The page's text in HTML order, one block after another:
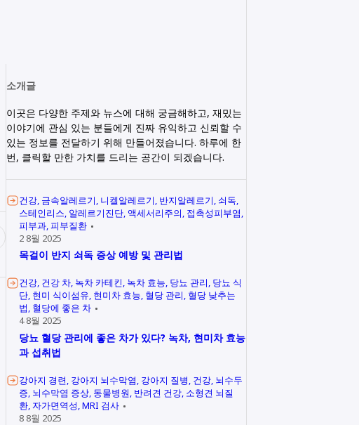
소개글
이곳은 다양한 주제와 뉴스에 대해 궁금해하고, 재밌는
이야기에 관심 있는 분들에게 진짜 유익하고 신뢰할 수
있는 정보를 전달하기 위해 만들어졌습니다. 하루에 한
번, 클릭할 만한 가치를 드리는 공간이 되겠습니다.
건강 금속알레르기 니켈알레르기 반지알레르기 쇠독
스테인리스 알레르기진단 액세서리주의 접촉성피부염
피부과 피부질환
2 8월 2025
목걸이 반지 쇠독 증상 예방 및 관리법
건강 건강 차 녹차 카테킨 녹차 효능 당뇨 관리 당뇨 식
단 현미 식이섬유 현미차 효능 혈당 관리 혈당 낮추는
법 혈당에 좋은 차
4 8월 2025
당뇨 혈당 관리에 좋은 차가 있다? 녹차, 현미차 효능
과 섭취법
강아지 경련 강아지 뇌수막염 강아지 질병 건강 뇌수두
증 뇌수막염 증상 동물병원 반려견 건강 소형견 뇌질
환 자가면역성 MRI 검사
8 8월 2025